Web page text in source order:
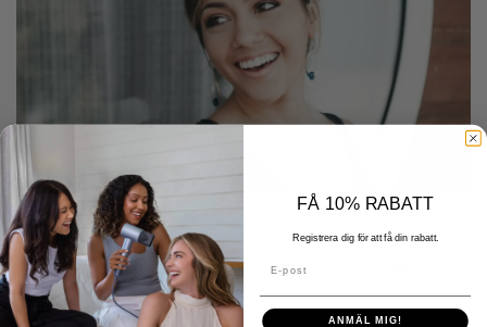
DECEMBER 22 2025
Hur man lufttorkar håret, oavsett
textur
FÅ 10% RABATT
Registrera dig för att få din rabatt.
ANMÄL MIG!